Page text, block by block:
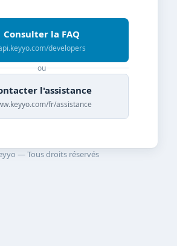
Consulter la FAQ
developers
ou
l'assistance
fr/assistance
— Tous droits réservés